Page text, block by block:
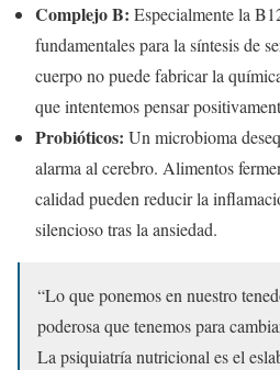
Complejo B: Especialmente la
fundamentales para la síntesis de
cuerpo no puede fabricar la
que intentemos pensar
Probióticos: Un microbioma
alarma al cerebro. Alimentos
calidad pueden reducir la
silencioso tras la ansiedad.
“Lo que ponemos en nuestro
poderosa que tenemos para
La psiquiatría nutricional es el